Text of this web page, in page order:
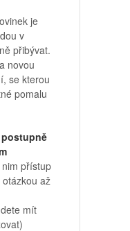
je
v
přibývat.
novou
se kterou
pomalu
postupně
přístup
až
mít